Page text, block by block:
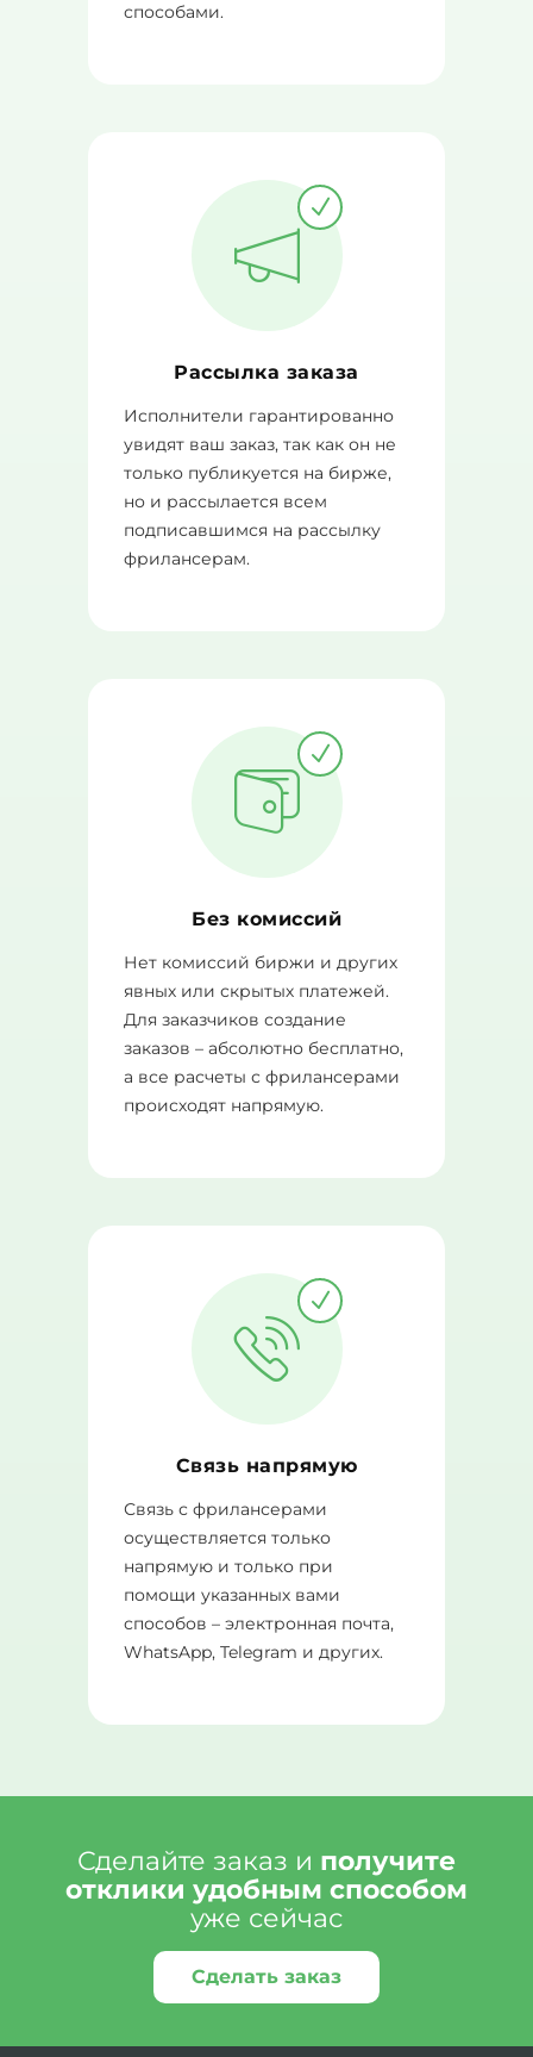
способами.
Рассылка заказа
Исполнители гарантированно
увидят ваш заказ, так как он не
только публикуется на бирже,
но и рассылается всем
подписавшимся на рассылку
фрилансерам.
Без комиссий
Нет комиссий биржи и других
явных или скрытых платежей.
Для заказчиков создание
заказов – абсолютно бесплатно,
а все расчеты с фрилансерами
происходят напрямую.
Связь напрямую
Связь с фрилансерами
осуществляется только
напрямую и только при
помощи указанных вами
способов – электронная почта,
WhatsApp, Telegram и других.
Сделайте заказ и получите
отклики удобным способом
уже сейчас
Сделать заказ